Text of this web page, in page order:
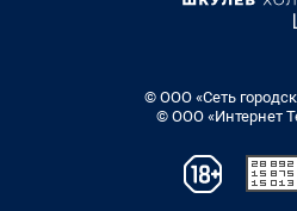
© ООО «Сеть
© ООО «Интернет